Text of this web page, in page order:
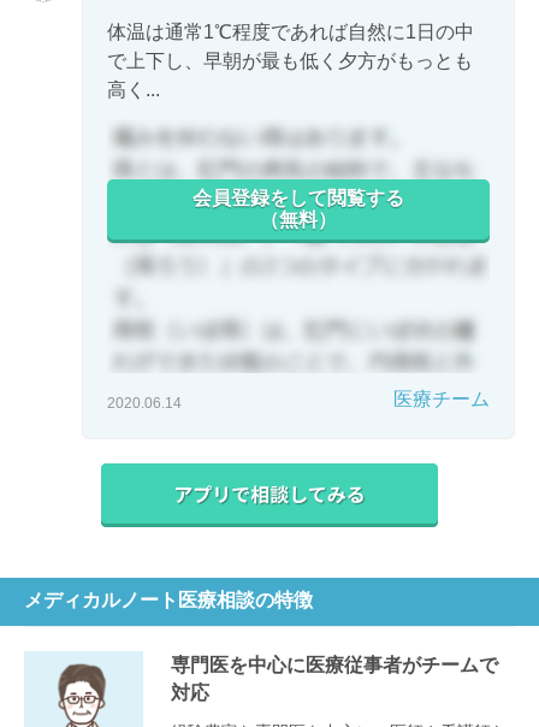
体温は通常1℃程度であれば自然に1日の中
で上下し、早朝が最も低く夕方がもっとも
高く...
会員登録をして閲覧する
（無料）
2020.06.14 医療チーム
メディカルノート医療相談の特徴
専門医を中心に医療従事者がチームで
対応